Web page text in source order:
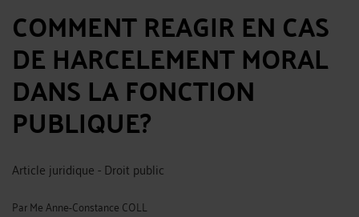
COMMENT REAGIR EN CAS
DE HARCELEMENT MORAL
DANS LA FONCTION
PUBLIQUE?
Article juridique - Droit public
ParMe Anne-Constance COLL